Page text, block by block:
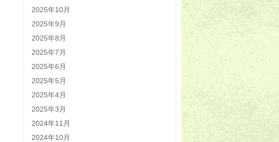
2025年10月
2025年9月
2025年8月
2025年7月
2025年6月
2025年5月
2025年4月
2025年3月
2024年11月
2024年10月